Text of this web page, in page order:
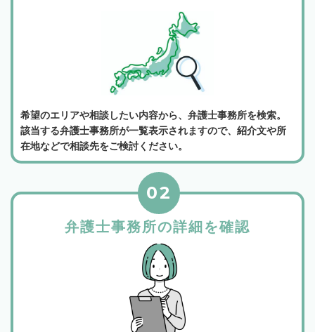
希望のエリアや相談したい内容から、弁護士事務所を検索。
該当する弁護士事務所が一覧表示されますので、紹介文や所
在地などで相談先をご検討ください。
弁護士事務所の詳細を確認
02